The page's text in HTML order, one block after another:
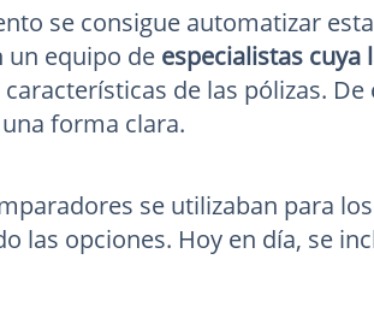
se consigue automatizar
un equipo de especialistas
de las pólizas.
forma clara.
se utilizaban para
las opciones. Hoy en día, se